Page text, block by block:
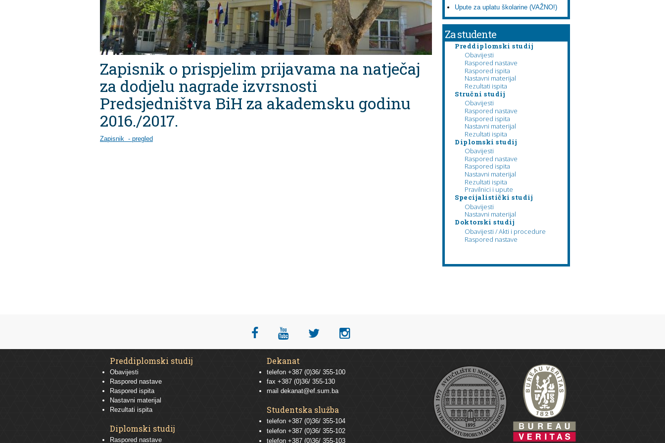
Zapisnik o prispjelim prijavama na natječaj
za dodjelu nagrade izvrsnosti
Predsjedništva BiH za akademsku godinu
2016./2017.
Zapisnik - pregled
Upute za uplatu školarine (VAŽNO!)
Za studente
Preddiplomski studij
Obavijesti
Raspored nastave
Raspored ispita
Nastavni materijal
Rezultati ispita
Stručni studij
Obavijesti
Raspored nastave
Raspored ispita
Nastavni materijal
Rezultati ispita
Diplomski studij
Obavijesti
Raspored nastave
Raspored ispita
Nastavni materijal
Rezultati ispita
Pravilnici i upute
Specijalistički studij
Obavijesti
Nastavni materijal
Doktorski studij
Obavijesti / Akti i procedure
Raspored nastave
Preddiplomski studij
Obavijesti
Raspored nastave
Raspored ispita
Nastavni materijal
Rezultati ispita
Diplomski studij
Raspored nastave
Dekanat
telefon +387 (0)36/ 355-100
fax +387 (0)36/ 355-130
mail dekanat@ef.sum.ba
Studentska služba
telefon +387 (0)36/ 355-104
telefon +387 (0)36/ 355-102
telefon +387 (0)36/ 355-103